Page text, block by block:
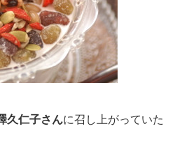
久仁子さんに召し上がっていた